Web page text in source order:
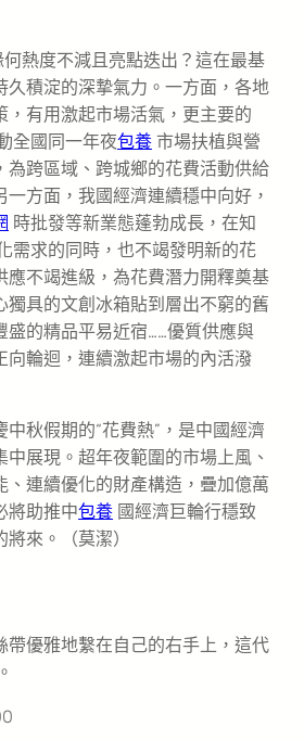
何熱度不減且亮點迭出？這在最基
久積淀的深摯氣力。一方面，各地
，有用激起市場活氣，更主要的
全國同一年夜包養 市場扶植與營
為跨區域、跨城鄉的花費活動供給
一方面，我國經濟連續穩中向好，
時批發等新業態蓬勃成長，在知
需求的同時，也不竭發明新的花
應不竭進級，為花費潛力開釋奠基
獨具的文創冰箱貼到層出不窮的舊
盛的精品平易近宿……優質供應與
向輪迴，連續激起市場的內活潑
中秋假期的“花費熱”，是中國經濟
中展現。超年夜範圍的市場上風、
、連續優化的財產構造，疊加億萬
將助推中包養 國經濟巨輪行穩致
將來。
（莫潔）
帶優雅地繫在自己的右手上，這代